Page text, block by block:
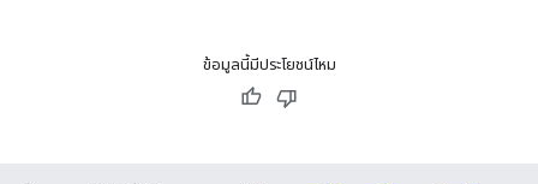
ข้อมูลนี้มีประโยชน์ไหม